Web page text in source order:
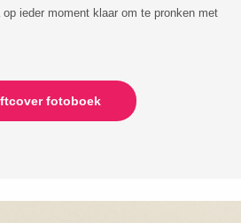
ieder moment klaar om te pronken met
fotoboek